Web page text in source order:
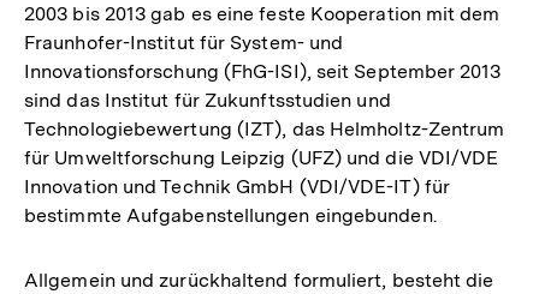
2003 bis 2013 gab es eine feste Kooperation mit dem
Fraunhofer-Institut für System- und
Innovationsforschung (FhG-ISI), seit September 2013
sind das Institut für Zukunftsstudien und
Technologiebewertung (IZT), das Helmholtz-Zentrum
für Umweltforschung Leipzig (UFZ) und die VDI/VDE
Innovation und Technik GmbH (VDI/VDE-IT) für
bestimmte Aufgabenstellungen eingebunden.
Allgemein und zurückhaltend formuliert, besteht die